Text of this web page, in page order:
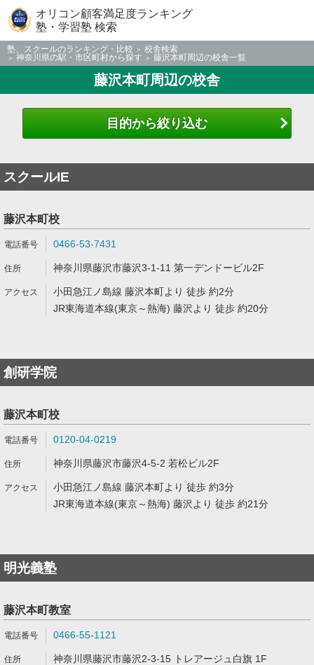
オリコン顧客満足度ランキング
塾・学習塾 検索
塾、スクールのランキング・比較
校舎検索
神奈川県の駅・市区町村から探す
藤沢本町周辺の校舎一覧
藤沢本町周辺の校舎
目的から絞り込む
スクールIE
藤沢本町校
0466-53-7431
神奈川県藤沢市藤沢3-1-11 第一デンドービル2F
小田急江ノ島線 藤沢本町より 徒歩 約2分
JR東海道本線(東京～熱海) 藤沢より 徒歩 約20分
創研学院
藤沢本町校
0120-04-0219
神奈川県藤沢市藤沢4-5-2 若松ビル2F
小田急江ノ島線 藤沢本町より 徒歩 約3分
JR東海道本線(東京～熱海) 藤沢より 徒歩 約21分
明光義塾
藤沢本町教室
0466-55-1121
神奈川県藤沢市藤沢2-3-15 トレアージュ白旗 1F